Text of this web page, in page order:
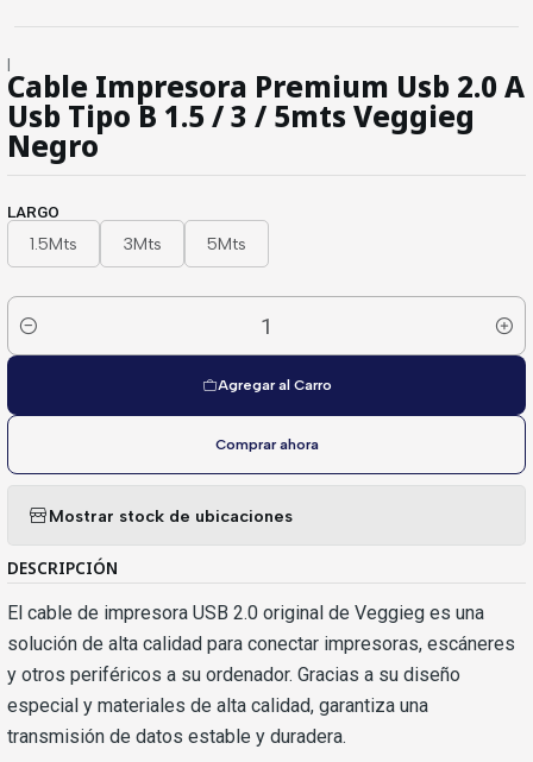
|
Cable Impresora Premium Usb 2.0 A
Usb Tipo B 1.5 / 3 / 5mts Veggieg
Negro
LARGO
1.5Mts 3Mts 5Mts
Cantidad
Agregar al Carro
Comprar ahora
Mostrar stock de ubicaciones
DESCRIPCIÓN
El cable de impresora USB 2.0 original de Veggieg es una
solución de alta calidad para conectar impresoras, escáneres
y otros periféricos a su ordenador. Gracias a su diseño
especial y materiales de alta calidad, garantiza una
transmisión de datos estable y duradera.